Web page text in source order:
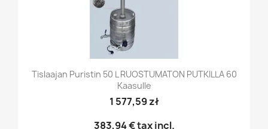
Tislaajan Puristin 50 L RUOSTUMATON PUTKILLA 60
Kaasulle
1 577,59 zł
383,94 €tax incl.